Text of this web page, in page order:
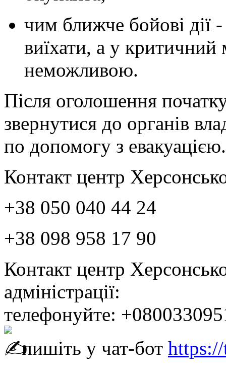
чим ближче бойові дії
виїхати, а у
неможливою.
Після оголошення
звернутися до органів
по допомогу з
Контакт центр
+38 050 040 44 24
+38 098 958 17 90
Контакт центр
адміністрації:
телефонуйте:
пишіть у чат-бот